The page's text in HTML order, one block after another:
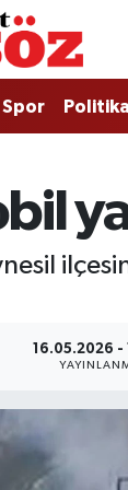
Spor Politika
16.05.2026 -